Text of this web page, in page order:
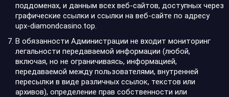
поддоменах, и данным всех веб-сайтов, доступных через
графические ссылки и ссылки на веб-сайте по адресу
upx-diamondcasino.top.
В обязанности Администрации не входит мониторинг
легальности передаваемой информации (любой,
включая, но не ограничиваясь, информацией,
передаваемой между пользователями, внутренней
пересылки в виде различных ссылок, текстов или
архивов), определение прав собственности или